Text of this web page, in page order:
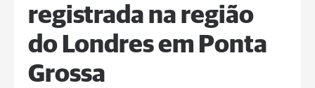
registrada na região
do Londres em Ponta
Grossa